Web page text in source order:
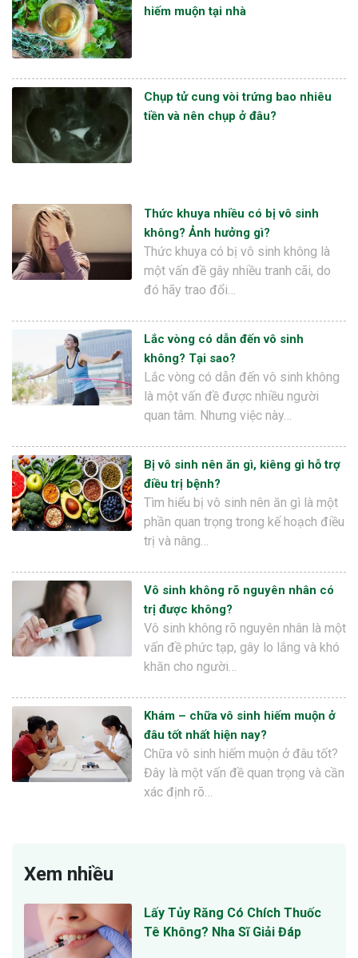
hiếm muộn tại nhà
Chụp tử cung vòi trứng bao nhiêu
tiền và nên chụp ở đâu?
Thức khuya nhiều có bị vô sinh
không? Ảnh hưởng gì?
Thức khuya có bị vô sinh không là
một vấn đề gây nhiều tranh cãi, do
đó hãy trao đổi…
Lắc vòng có dẫn đến vô sinh
không? Tại sao?
Lắc vòng có dẫn đến vô sinh không
là một vấn đề được nhiều người
quan tâm. Nhưng việc này…
Bị vô sinh nên ăn gì, kiêng gì hỗ trợ
điều trị bệnh?
Tìm hiểu bị vô sinh nên ăn gì là một
phần quan trọng trong kế hoạch điều
trị và nâng…
Vô sinh không rõ nguyên nhân có
trị được không?
Vô sinh không rõ nguyên nhân là một
vấn đề phức tạp, gây lo lắng và khó
khăn cho người…
Khám – chữa vô sinh hiếm muộn ở
đâu tốt nhất hiện nay?
Chữa vô sinh hiếm muộn ở đâu tốt?
Đây là một vấn đề quan trọng và cần
xác định rõ…
Xem nhiều
Lấy Tủy Răng Có Chích Thuốc
Tê Không? Nha Sĩ Giải Đáp